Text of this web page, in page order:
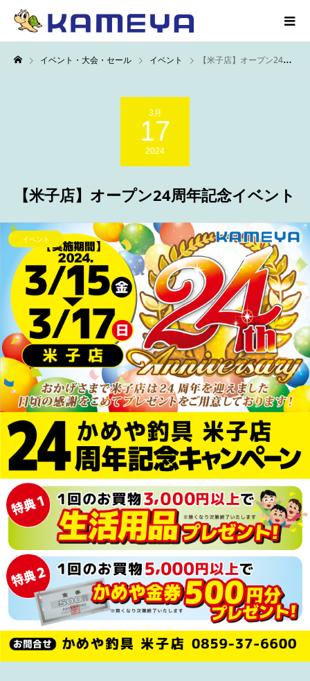
イベント・大会・セール イベント 【米子店】オープン24周年記念イベント
3月
17
2024
【米子店】オープン24周年記念イベント
イベント